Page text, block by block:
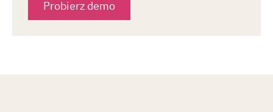
Probierz demo